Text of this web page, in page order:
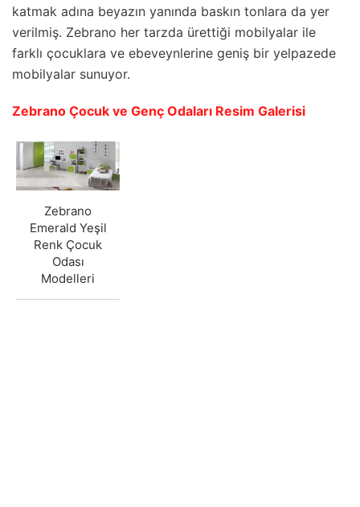
katmak adına beyazın yanında baskın tonlara da yer
verilmiş. Zebrano her tarzda ürettiği mobilyalar ile
farklı çocuklara ve ebeveynlerine geniş bir yelpazede
mobilyalar sunuyor.
Zebrano Çocuk ve Genç Odaları Resim Galerisi
Zebrano
Emerald Yeşil
Renk Çocuk
Odası
Modelleri